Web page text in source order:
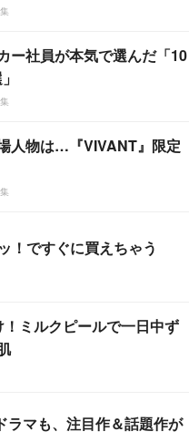
ー社員が本気で選んだ「10
人物は…『VIVANT』限定
！ですぐに買えちゃう
ミルクピールで一日中ず
ラマも、注目作＆話題作が